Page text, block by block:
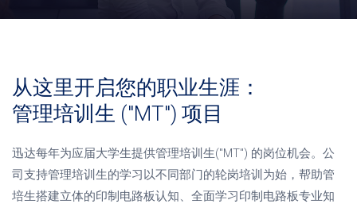
从这里开启您的职业生涯：
管理培训生 ("MT") 项目
迅达每年为应届大学生提供管理培训生("MT") 的岗位机会。公
司支持管理培训生的学习以不同部门的轮岗培训为始，帮助管
培生搭建立体的印制电路板认知、全面学习印制电路板专业知